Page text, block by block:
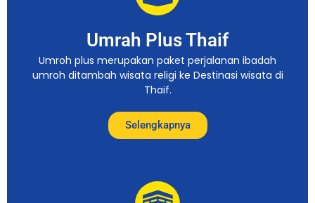
Umrah Plus Thaif
Umroh plus merupakan paket perjalanan ibadah
umroh ditambah wisata religi ke Destinasi wisata di
Thaif.
Selengkapnya